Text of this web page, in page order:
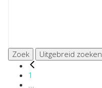
Zoek
Uitgebreid zoeken
1